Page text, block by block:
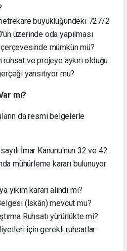
büyüklüğündeki 727/2
üzerinde oda yapılması
mümkün mü?
ruhsat ve projeye aykırı olduğu
yansıtıyor mu?
mı?
da resmi belgelerle
İmar Kanunu'nun 32 ve 42.
mühürleme kararı bulunuyor
yıkım kararı alındı mı?
(İskân) mevcut mu?
Ruhsatı yürürlükte mi?
için gerekli ruhsatlar